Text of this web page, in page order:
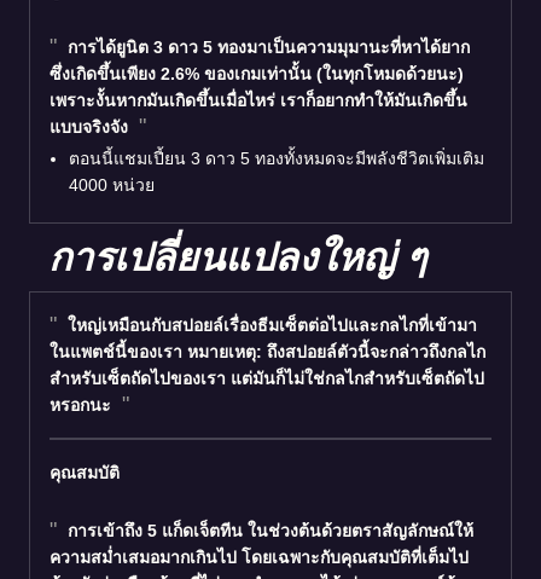
การได้ยูนิต 3 ดาว 5 ทองมาเป็นความมุมานะที่หาได้ยาก
ซึ่งเกิดขึ้นเพียง 2.6% ของเกมเท่านั้น (ในทุกโหมดด้วยนะ)
เพราะงั้นหากมันเกิดขึ้นเมื่อไหร่ เราก็อยากทำให้มันเกิดขึ้น
แบบจริงจัง
ตอนนี้แชมเปี้ยน 3 ดาว 5 ทองทั้งหมดจะมีพลังชีวิตเพิ่มเติม
4000 หน่วย
การเปลี่ยนแปลงใหญ่ ๆ
ใหญ่เหมือนกับสปอยล์เรื่องธีมเซ็ตต่อไปและกลไกที่เข้ามา
ในแพตช์นี้ของเรา หมายเหตุ: ถึงสปอยล์ตัวนี้จะกล่าวถึงกลไก
สำหรับเซ็ตถัดไปของเรา แต่มันก็ไม่ใช่กลไกสำหรับเซ็ตถัดไป
หรอกนะ
คุณสมบัติ
การเข้าถึง 5 แก็ดเจ็ตทีน ในช่วงต้นด้วยตราสัญลักษณ์ให้
ความสม่ำเสมอมากเกินไป โดยเฉพาะกับคุณสมบัติที่เต็มไป